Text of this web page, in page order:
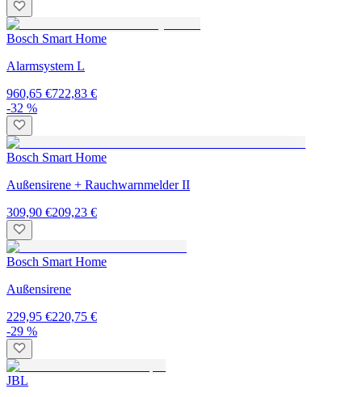
Bosch Smart Home
Alarmsystem L
960,65 €722,83 €
-32 %
Bosch Smart Home
Außensirene + Rauchwarnmelder II
309,90 €209,23 €
Bosch Smart Home
Außensirene
229,95 €220,75 €
-29 %
JBL